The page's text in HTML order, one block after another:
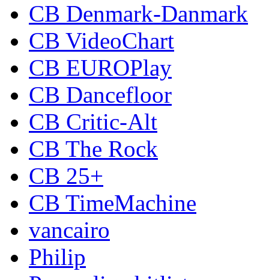
CB Denmark-Danmark
CB VideoChart
CB EUROPlay
CB Dancefloor
CB Critic-Alt
CB The Rock
CB 25+
CB TimeMachine
vancairo
Philip